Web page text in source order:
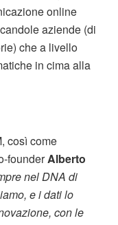
online
aziende (di
che a livello
in cima alla
così come
founderAlberto
nel DNA di
e i dati lo
con le